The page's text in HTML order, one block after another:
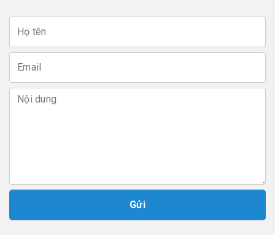
Gửi